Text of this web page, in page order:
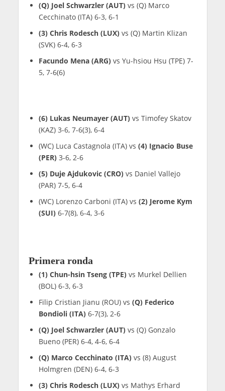
(Q) Joel Schwarzler (AUT)vs (Q) Marco
Cecchinato (ITA) 6-3, 6-1
(3) Chris Rodesch (LUX)vs (Q) Martin Klizan
(SVK) 6-4, 6-3
Facundo Mena (ARG)vs Yu-hsiou Hsu (TPE) 7-
5, 7-6(6)
(6) Lukas Neumayer (AUT)vs Timofey Skatov
(KAZ) 3-6, 7-6(3), 6-4
(WC) Luca Castagnola (ITA) vs (4) Ignacio Buse
(PER)3-6, 2-6
(5) Duje Ajdukovic (CRO)vs Daniel Vallejo
(PAR) 7-5, 6-4
(WC) Lorenzo Carboni (ITA) vs (2) Jerome Kym
(SUI)6-7(8), 6-4, 3-6
Primera ronda
(1) Chun-hsin Tseng (TPE)vs Murkel Dellien
(BOL) 6-3, 6-3
Filip Cristian Jianu (ROU) vs (Q) Federico
Bondioli (ITA)6-7(3), 2-6
(Q) Joel Schwarzler (AUT)vs (Q) Gonzalo
Bueno (PER) 6-4, 4-6, 6-4
(Q) Marco Cecchinato (ITA)vs (8) August
Holmgren (DEN) 6-4, 6-3
(3) Chris Rodesch (LUX)vs Mathys Erhard